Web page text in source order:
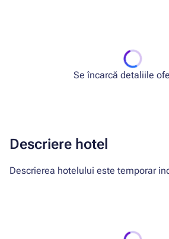
Se încarcă detaliile
Descriere hotel
Descrierea hotelului este temporar